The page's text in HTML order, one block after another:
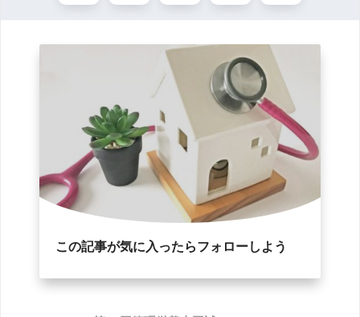
この記事が気に入ったらフォローしよう